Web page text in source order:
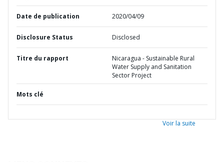
Date de publication 2020/04/09
Disclosure Status Disclosed
Titre du rapport
Nicaragua - Sustainable Rural
Water Supply and Sanitation
Sector Project
Mots clé
Voir la suite